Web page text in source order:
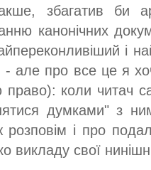
збагатив би
канонічних
і
- але про все це я
право): коли читач
думками" з
розповім і про
викладу свої